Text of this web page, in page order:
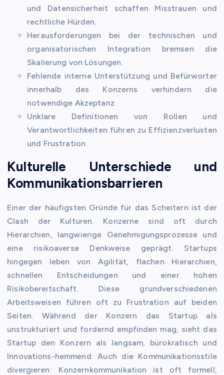
und Datensicherheit schaffen Misstrauen und
rechtliche Hürden.
Herausforderungen bei der technischen und
organisatorischen Integration bremsen die
Skalierung von Lösungen.
Fehlende interne Unterstützung und Befürworter
innerhalb des Konzerns verhindern die
notwendige Akzeptanz.
Unklare Definitionen von Rollen und
Verantwortlichkeiten führen zu Effizienzverlusten
und Frustration.
Kulturelle Unterschiede und
Kommunikationsbarrieren
Einer der häufigsten Gründe für das Scheitern ist der
Clash der Kulturen. Konzerne sind oft durch
Hierarchien, langwierige Genehmigungsprozesse und
eine risikoaverse Denkweise geprägt. Startups
hingegen leben von Agilität, flachen Hierarchien,
schnellen Entscheidungen und einer hohen
Risikobereitschaft. Diese grundverschiedenen
Arbeitsweisen führen oft zu Frustration auf beiden
Seiten. Während der Konzern das Startup als
unstrukturiert und fordernd empfinden mag, sieht das
Startup den Konzern als langsam, bürokratisch und
Innovations-hemmend. Auch die Kommunikationsstile
divergieren: Konzernkommunikation ist oft formell,